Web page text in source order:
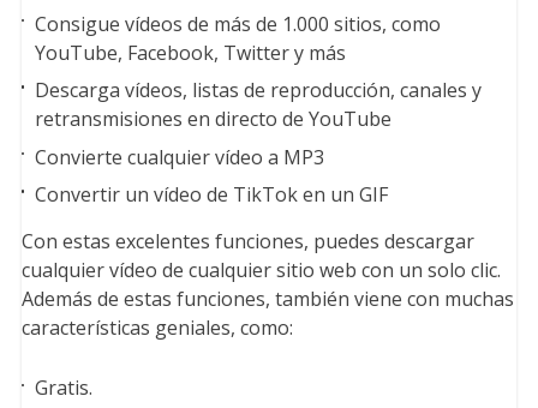
Consigue vídeos de más de 1.000 sitios, como
YouTube, Facebook, Twitter y más
Descarga vídeos, listas de reproducción, canales y
retransmisiones en directo de YouTube
Convierte cualquier vídeo a MP3
Convertir un vídeo de TikTok en un GIF
Con estas excelentes funciones, puedes descargar
cualquier vídeo de cualquier sitio web con un solo clic.
Además de estas funciones, también viene con muchas
características geniales, como:
Gratis.